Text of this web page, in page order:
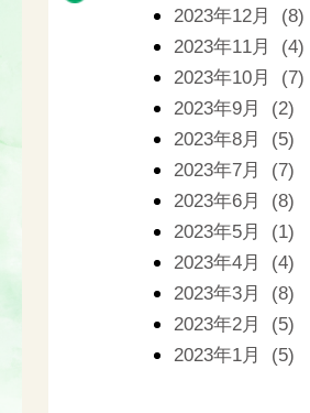
2023年12月 (8)
2023年11月 (4)
2023年10月 (7)
2023年9月 (2)
2023年8月 (5)
2023年7月 (7)
2023年6月 (8)
2023年5月 (1)
2023年4月 (4)
2023年3月 (8)
2023年2月 (5)
2023年1月 (5)